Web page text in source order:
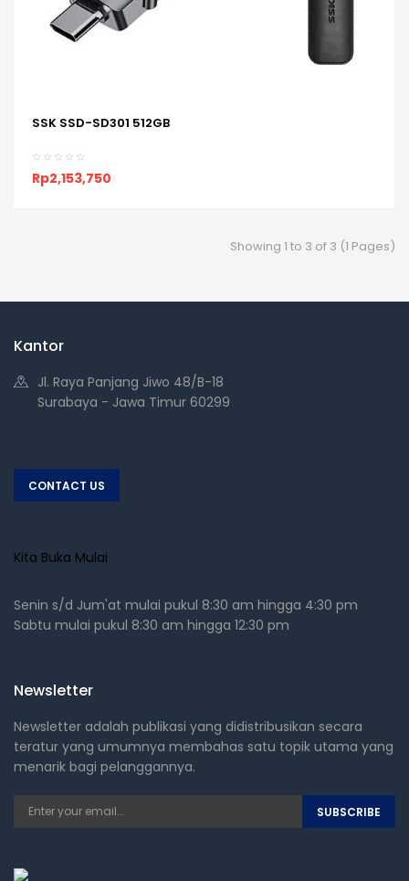
SSK SSD-SD301 512GB
Rp2,153,750
ADD TO CART
Showing 1 to 3 of 3 (1 Pages)
Kantor
Jl. Raya Panjang Jiwo 48/B-18
Surabaya - Jawa Timur 60299
CONTACT US
Kita Buka Mulai
Senin s/d Jum'at mulai pukul 8:30 am hingga 4:30 pm
Sabtu mulai pukul 8:30 am hingga 12:30 pm
Newsletter
Newsletter adalah publikasi yang didistribusikan secara
teratur yang umumnya membahas satu topik utama yang
menarik bagi pelanggannya.
SUBSCRIBE